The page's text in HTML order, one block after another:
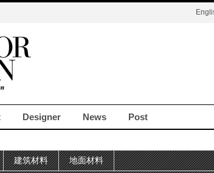
Designer News Post
建筑材料 地面材料